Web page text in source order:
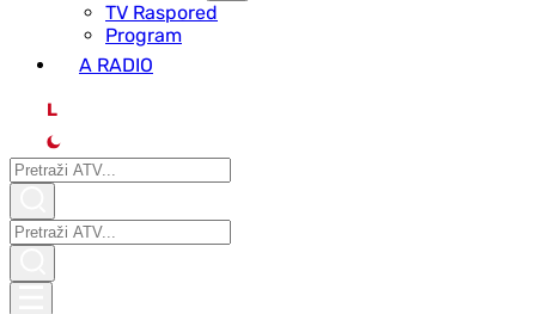
ТV Raspored
Program
A RADIO
L